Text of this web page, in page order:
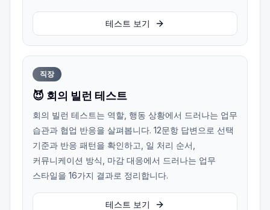
테스트 보기
직장
😈 회의 빌런 테스트
회의 빌런 테스트는 역할, 행동 상황에서 드러나는 업무
습관과 협업 반응을 살펴봅니다. 12문항 답변으로 선택
기준과 반응 패턴을 확인하고, 일 처리 순서,
커뮤니케이션 방식, 마감 대응에서 드러나는 업무
스타일을 16가지 결과로 정리합니다.
테스트 보기